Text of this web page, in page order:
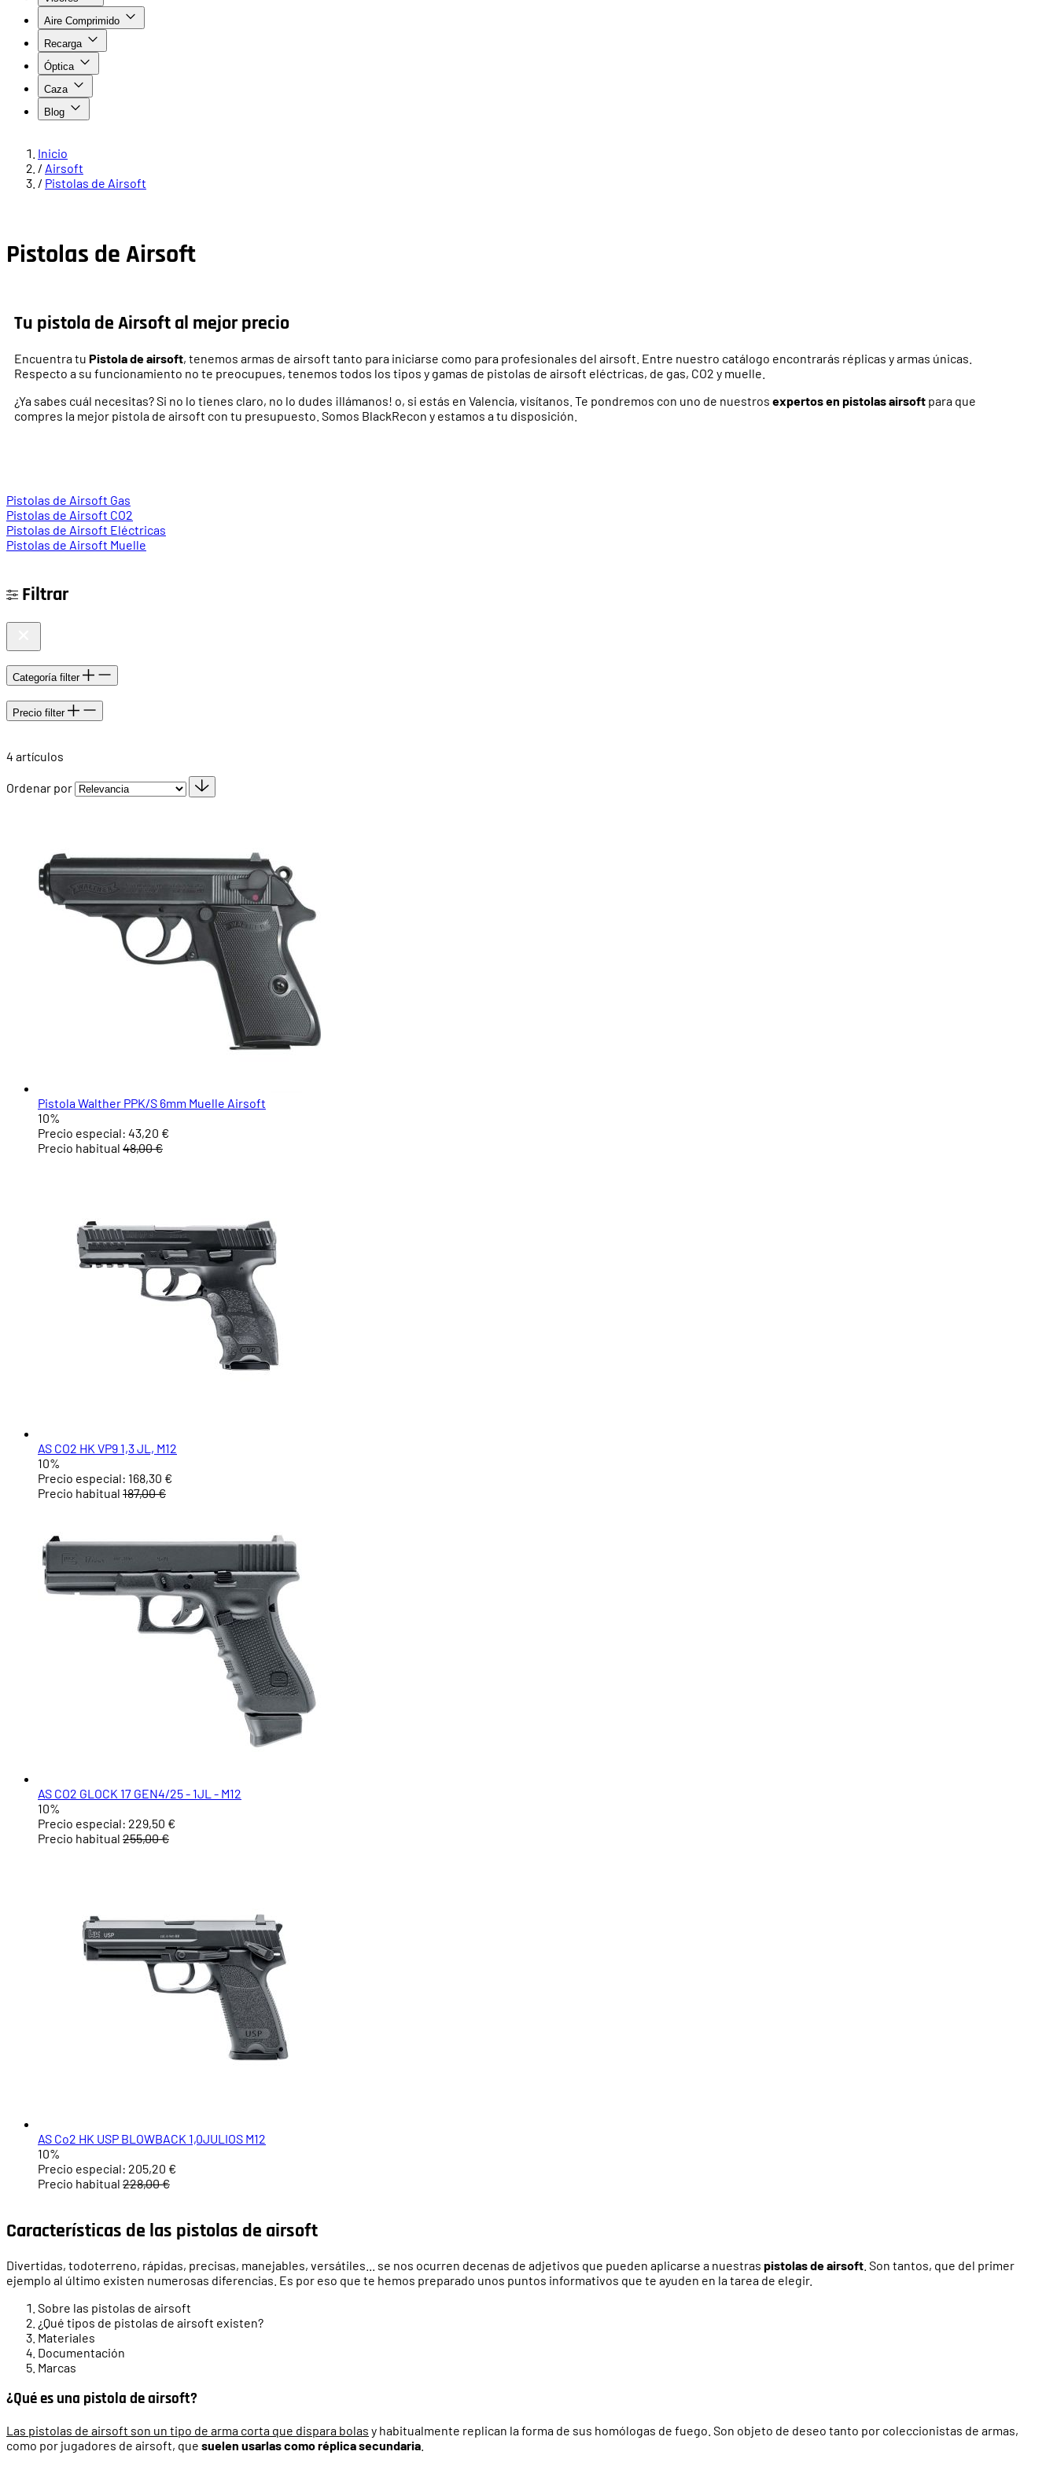
Aire Comprimido
Recarga
Óptica
Caza
Blog
Inicio
/ Airsoft
/ Pistolas de Airsoft
Pistolas de Airsoft
Tu pistola de Airsoft al mejor precio
Encuentra tu Pistola de airsoft, tenemos armas de airsoft tanto para iniciarse como para profesionales del airsoft. Entre nuestro catálogo encontrarás réplicas y armas únicas.
Respecto a su funcionamiento no te preocupues, tenemos todos los tipos y gamas de pistolas de airsoft eléctricas, de gas, CO2 y muelle.
¿Ya sabes cuál necesitas? Si no lo tienes claro, no lo dudes ¡llámanos! o, si estás en Valencia, visítanos. Te pondremos con uno de nuestros expertos en pistolas airsoft para que
compres la mejor pistola de airsoft con tu presupuesto. Somos BlackRecon y estamos a tu disposición.
Pistolas de Airsoft Gas
Pistolas de Airsoft CO2
Pistolas de Airsoft Eléctricas
Pistolas de Airsoft Muelle
Filtrar
Categoría filter
Precio filter
4 artículos
Ordenar por
Pistola Walther PPK/S 6mm Muelle Airsoft
10%
Precio especial: 43,20 €
Precio habitual 48,00 €
AS CO2 HK VP9 1,3 JL, M12
10%
Precio especial: 168,30 €
Precio habitual 187,00 €
AS CO2 GLOCK 17 GEN4/25 - 1JL - M12
10%
Precio especial: 229,50 €
Precio habitual 255,00 €
AS Co2 HK USP BLOWBACK 1,0JULIOS M12
10%
Precio especial: 205,20 €
Precio habitual 228,00 €
Características de las pistolas de airsoft
Divertidas, todoterreno, rápidas, precisas, manejables, versátiles... se nos ocurren decenas de adjetivos que pueden aplicarse a nuestras pistolas de airsoft . Son tantos, que del primer
ejemplo al último existen numerosas diferencias. Es por eso que te hemos preparado unos puntos informativos que te ayuden en la tarea de elegir.
Sobre las pistolas de airsoft
¿Qué tipos de pistolas de airsoft existen?
Materiales
Documentación
Marcas
¿Qué es una pistola de airsoft?
Las pistolas de airsoft son un tipo de arma corta que dispara bolas y habitualmente replican la forma de sus homólogas de fuego. Son objeto de deseo tanto por coleccionistas de armas,
como por jugadores de airsoft, que suelen usarlas como réplica secundaria